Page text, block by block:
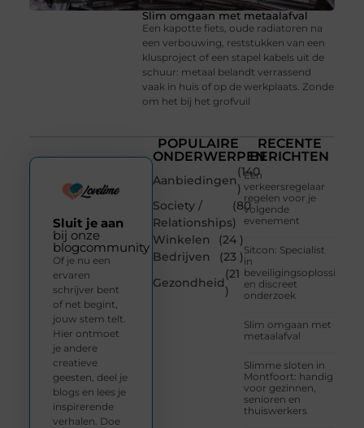
Slim omgaan met metaalafval
Een kapotte fiets, oude radiatoren na
een verbouwing, reststukken van een
klusproject of een stapel kabels uit de
schuur: metaal belandt verrassend
vaak in huis of op de werkplaats. Zonde
om het bij het grofvuil
POPULAIRE
ONDERWERPEN
Aanbiedingen
(140
)
Society /
Relationships
(80
)
Winkelen
(24 )
Bedrijven
(23 )
Gezondheid
(21
)
RECENTE
BERICHTEN
Een
verkeersregelaar
regelen voor je
volgende
evenement
Sitcon: Specialist
in
beveiligingsoplossingen
en discreet
onderzoek
Slim omgaan met
metaalafval
Slimme sloten in
Montfoort: handig
voor gezinnen,
senioren en
thuiswerkers
Sluit je aan
bij onze
blogcommunity
Of je nu een
ervaren
schrijver bent
of net begint,
jouw stem telt.
Hier ontmoet
je andere
creatieve
geesten, deel je
blogs en lees je
inspirerende
verhalen. Doe